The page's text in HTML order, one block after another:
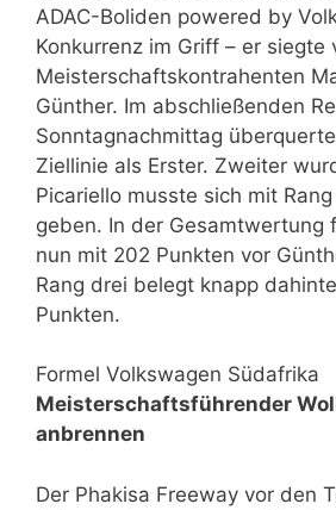
ADAC-Boliden powered by
Konkurrenz im Griff – er siegte
Meisterschaftskontrahenten
Günther. Im abschließenden
Sonntagnachmittag
Ziellinie als Erster. Zweiter
Picariello musste sich mit
geben. In der Gesamtwertung
nun mit 202 Punkten vor
Rang drei belegt knapp
Punkten.
Formel Volkswagen Südafrika
Meisterschaftsführender
anbrennen
Der Phakisa Freeway vor den